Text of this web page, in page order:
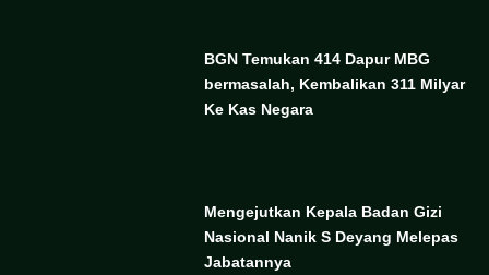
BGN Temukan 414 Dapur MBG
bermasalah, Kembalikan 311 Milyar
Ke Kas Negara
Mengejutkan Kepala Badan Gizi
Nasional Nanik S Deyang Melepas
Jabatannya